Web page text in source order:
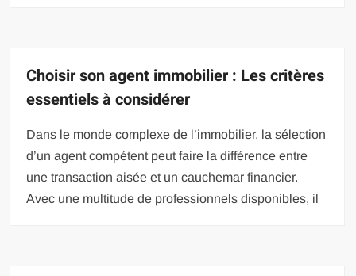
Choisir son agent immobilier : Les critères
essentiels à considérer
Dans le monde complexe de l’immobilier, la sélection
d’un agent compétent peut faire la différence entre
une transaction aisée et un cauchemar financier.
Avec une multitude de professionnels disponibles, il